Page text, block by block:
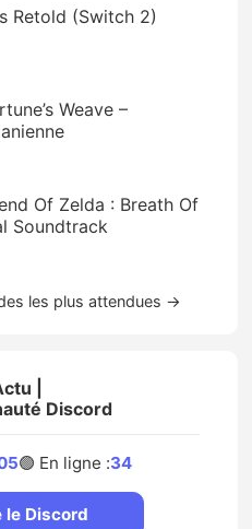
Retold (Switch 2)
Weave –
Of Zelda : Breath Of
Soundtrack
les plus attendues →
|
Discord
🟢 En ligne :34
le Discord